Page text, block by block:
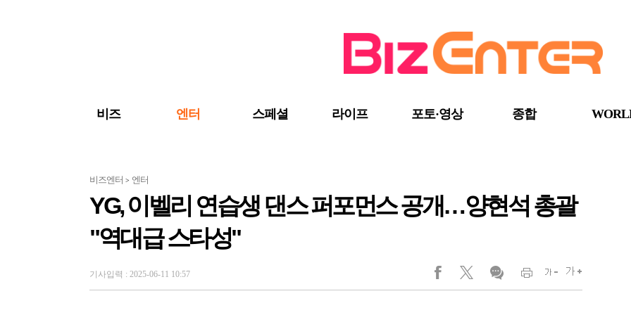
비즈 엔터 스페셜 라이프 포토·영상 종합
비즈엔터 > 엔터
YG, 이벨리 연습생 댄스 퍼포먼스 공개…양현석 총괄
"역대급 스타성"
기사입력 : 2025-06-11 10:57